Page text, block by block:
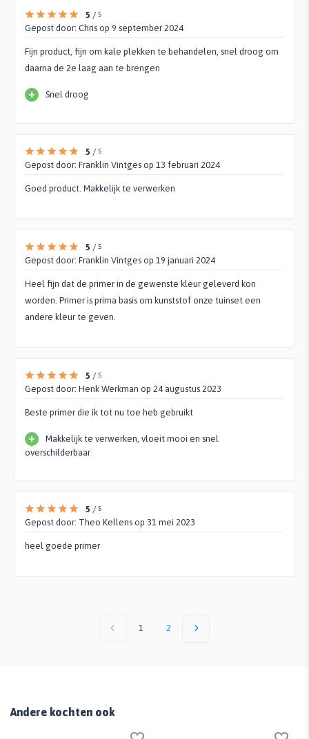
5 / 5
Gepost door: Chris op 9 september 2024
Fijn product, fijn om kale plekken te behandelen, snel droog om
daarna de 2e laag aan te brengen
+ Snel droog
5 / 5
Gepost door: Franklin Vintges op 13 februari 2024
Goed product. Makkelijk te verwerken
5 / 5
Gepost door: Franklin Vintges op 19 januari 2024
Heel fijn dat de primer in de gewenste kleur geleverd kon
worden. Primer is prima basis om kunststof onze tuinset een
andere kleur te geven.
5 / 5
Gepost door: Henk Werkman op 24 augustus 2023
Beste primer die ik tot nu toe heb gebruikt
+
Makkelijk te verwerken, vloeit mooi en snel
overschilderbaar
5 / 5
Gepost door: Theo Kellens op 31 mei 2023
heel goede primer
1 2
Andere kochten ook